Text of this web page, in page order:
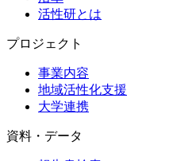
活性研とは
プロジェクト
事業内容
地域活性化支援
大学連携
資料・データ